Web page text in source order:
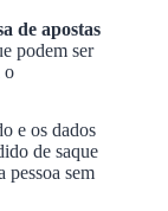
de apostas
podem ser
o
e os dados
de saque
sem